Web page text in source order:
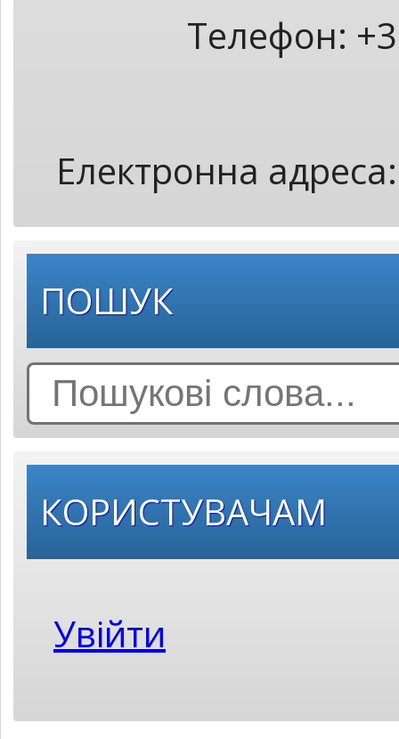
Телефон:
Електронна
ПОШУК
Search
for:
КОРИСТУВАЧАМ
Увійти